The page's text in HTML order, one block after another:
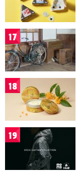
17
18
19